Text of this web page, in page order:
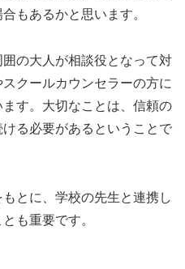
もあるかと思います。
の大人が相談役となって対
クールカウンセラーの方に
す。大切なことは、信頼の
る必要があるということで
とに、学校の先生と連携し
も重要です。